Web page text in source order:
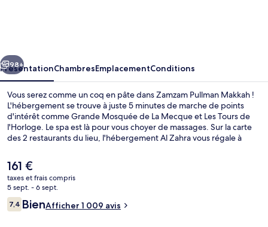
Suivant
98+
PrésentationChambresEmplacementConditions
Vous serez comme un coq en pâte dans Zamzam Pullman Makkah !
L'hébergement se trouve à juste 5 minutes de marche de points
d'intérêt comme Grande Mosquée de La Mecque et Les Tours de
l'Horloge. Le spa est là pour vous choyer de massages. Sur la carte
des 2 restaurants du lieu, l'hébergement Al Zahra vous régale à
déco abrite en outre une salle de fitness et un snack-bar/une
épicerie fine. Les autres voyageurs adorent le petit déjeuner et
l'emplacement.
Le
prix
actuel
est
de
161 €
taxes et frais compris
5 sept. - 6 sept.
Avis
voyageurs
7,47,4 sur 10
BienAfficher 1 009 avis